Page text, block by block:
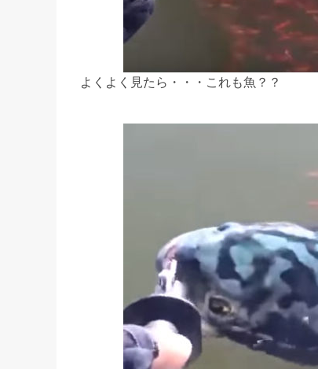
よくよく見たら・・・これも魚？？